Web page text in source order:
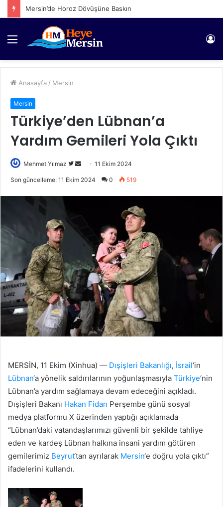
Mersin’de Horoz Dövüşüne Baskın
Menü
Anasayfa / Mersin
Mersin
Türkiye’den Lübnan’a
Yardım Gemileri Yola Çıktı
Mehmet Yılmaz
Twitter'da
Bir
11 Ekim 2024
Son güncelleme: 11 Ekim 2024 0 519
MERSİN, 11 Ekim (Xinhua) — Dışişleri Bakanlığı, İsrail‘in
Lübnan‘a yönelik saldırılarının yoğunlaşmasıyla Türkiye‘nin
Lübnan’a yardım sağlamaya devam edeceğini açıkladı.
Dışişleri Bakanı Hakan Fidan Perşembe günü sosyal
medya platformu X üzerinden yaptığı açıklamada
“Lübnan’daki vatandaşlarımızı güvenli bir şekilde tahliye
eden ve kardeş Lübnan halkına insani yardım götüren
gemilerimiz Beyrut‘tan ayrılarak Mersin‘e doğru yola çıktı”
ifadelerini kullandı.